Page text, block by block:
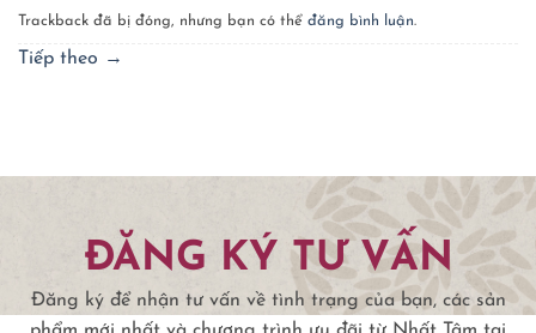
Trackback đã bị đóng, nhưng bạn có thể đăng bình luận.
Tiếp theo →
ĐĂNG KÝ TƯ VẤN
Đăng ký để nhận tư vấn về tình trạng của bạn, các sản